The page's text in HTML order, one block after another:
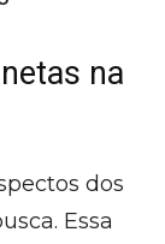
na
dos
Essa